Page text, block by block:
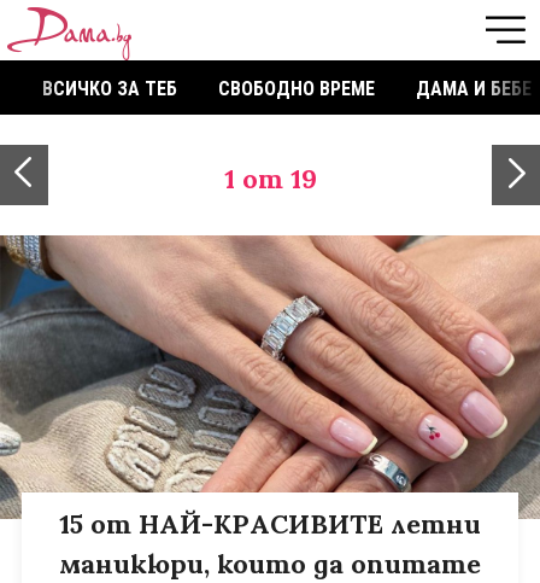
ВСИЧКО ЗА ТЕБ СВОБОДНО ВРЕМЕ ДАМА И БЕБЕ
1 от 19
15 от НАЙ-КРАСИВИТЕ летни
маникюри, които да опитате